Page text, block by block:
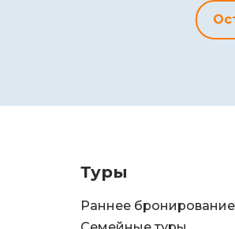
Туры
Раннее бронирование